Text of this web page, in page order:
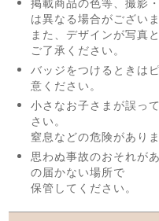
は異なる場合がございま
また、デザインが写真
ご了承ください。
バッジをつけるときは
意ください。
小さなお子さまが誤っ
さい。
窒息などの危険がありま
思わぬ事故のおそれが
の届かない場所で
保管してください。